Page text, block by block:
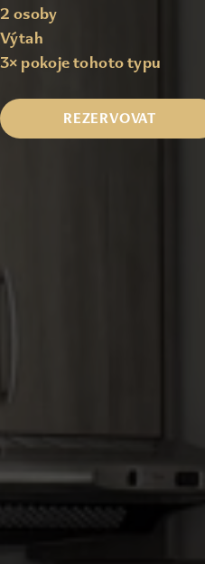
REZERVOVAT
2 osoby
Výtah
3× pokoje tohoto typu